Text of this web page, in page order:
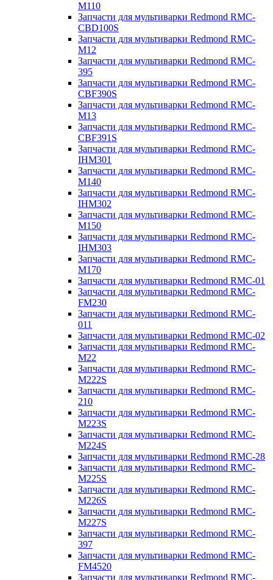
M110
Запчасти для мультиварки Redmond RMC-
CBD100S
Запчасти для мультиварки Redmond RMC-
M12
Запчасти для мультиварки Redmond RMC-
395
Запчасти для мультиварки Redmond RMC-
CBF390S
Запчасти для мультиварки Redmond RMC-
M13
Запчасти для мультиварки Redmond RMC-
CBF391S
Запчасти для мультиварки Redmond RMC-
IHM301
Запчасти для мультиварки Redmond RMC-
M140
Запчасти для мультиварки Redmond RMC-
IHM302
Запчасти для мультиварки Redmond RMC-
M150
Запчасти для мультиварки Redmond RMC-
IHM303
Запчасти для мультиварки Redmond RMC-
M170
Запчасти для мультиварки Redmond RMC-01
Запчасти для мультиварки Redmond RMC-
FM230
Запчасти для мультиварки Redmond RMC-
011
Запчасти для мультиварки Redmond RMC-02
Запчасти для мультиварки Redmond RMC-
M22
Запчасти для мультиварки Redmond RMC-
M222S
Запчасти для мультиварки Redmond RMC-
210
Запчасти для мультиварки Redmond RMC-
M223S
Запчасти для мультиварки Redmond RMC-
M224S
Запчасти для мультиварки Redmond RMC-28
Запчасти для мультиварки Redmond RMC-
M225S
Запчасти для мультиварки Redmond RMC-
M226S
Запчасти для мультиварки Redmond RMC-
M227S
Запчасти для мультиварки Redmond RMC-
397
Запчасти для мультиварки Redmond RMC-
FM4520
Запчасти для мультиварки Redmond RMC-